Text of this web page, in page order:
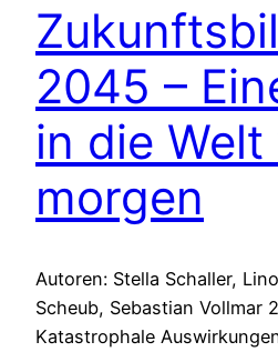
2045 –
in die Welt
morgen
Autoren: Stella Schaller,
Scheub, Sebastian Vollmar
Katastrophale